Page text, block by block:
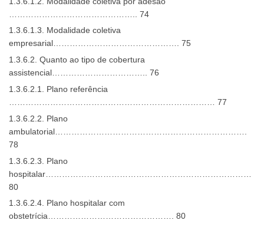
……………………………………….. 74
1.3.6.1.3. Modalidade coletiva
empresarial………………………………………. 75
1.3.6.2. Quanto ao tipo de cobertura
assistencial…………………………….. 76
1.3.6.2.1. Plano referência
………………………………………………………………… 77
1.3.6.2.2. Plano
ambulatorial…………………………………………………………….
78
1.3.6.2.3. Plano
hospitalar…………………………………………………………………
80
1.3.6.2.4. Plano hospitalar com
obstetrícia………………………………………. 80